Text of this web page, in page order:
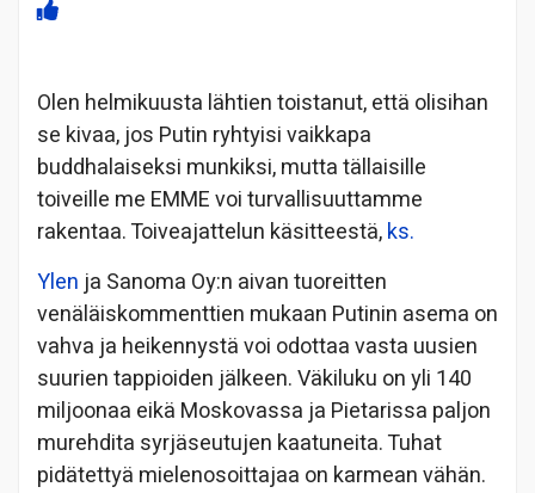
Olen helmikuusta lähtien toistanut, että olisihan
se kivaa, jos Putin ryhtyisi vaikkapa
buddhalaiseksi munkiksi, mutta tällaisille
toiveille me EMME voi turvallisuuttamme
rakentaa. Toiveajattelun käsitteestä,ks.
Ylen ja Sanoma Oy:n aivan tuoreitten
venäläiskommenttien mukaan Putinin asema on
vahva ja heikennystä voi odottaa vasta uusien
suurien tappioiden jälkeen. Väkiluku on yli 140
miljoonaa eikä Moskovassa ja Pietarissa paljon
murehdita syrjäseutujen kaatuneita. Tuhat
pidätettyä mielenosoittajaa on karmean vähän.